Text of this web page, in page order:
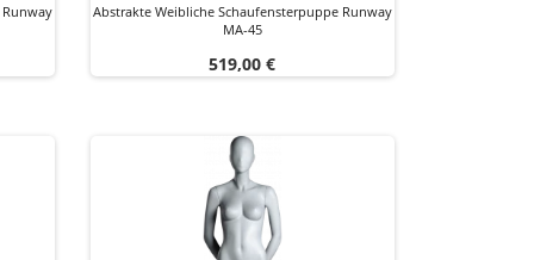
Abstrakte Weibliche Schaufensterpuppe Runway
MA-45
Preis
519,00 €